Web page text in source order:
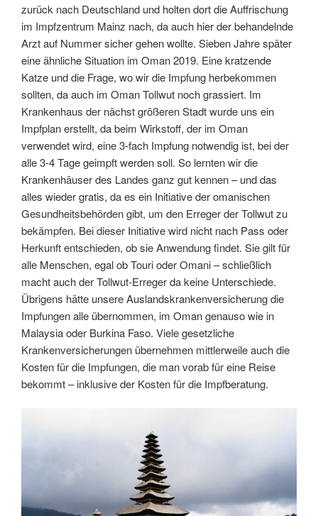
zurück nach Deutschland und holten dort die Auffrischung
im Impfzentrum Mainz nach, da auch hier der behandelnde
Arzt auf Nummer sicher gehen wollte. Sieben Jahre später
eine ähnliche Situation im Oman 2019. Eine kratzende
Katze und die Frage, wo wir die Impfung herbekommen
sollten, da auch im Oman Tollwut noch grassiert. Im
Krankenhaus der nächst größeren Stadt wurde uns ein
Impfplan erstellt, da beim Wirkstoff, der im Oman
verwendet wird, eine 3-fach Impfung notwendig ist, bei der
alle 3-4 Tage geimpft werden soll. So lernten wir die
Krankenhäuser des Landes ganz gut kennen – und das
alles wieder gratis, da es ein Initiative der omanischen
Gesundheitsbehörden gibt, um den Erreger der Tollwut zu
bekämpfen. Bei dieser Initiative wird nicht nach Pass oder
Herkunft entschieden, ob sie Anwendung findet. Sie gilt für
alle Menschen, egal ob Touri oder Omani – schließlich
macht auch der Tollwut-Erreger da keine Unterschiede.
Übrigens hätte unsere Auslandskrankenversicherung die
Impfungen alle übernommen, im Oman genauso wie in
Malaysia oder Burkina Faso. Viele gesetzliche
Krankenversicherungen übernehmen mittlerweile auch die
Kosten für die Impfungen, die man vorab für eine Reise
bekommt – inklusive der Kosten für die Impfberatung.